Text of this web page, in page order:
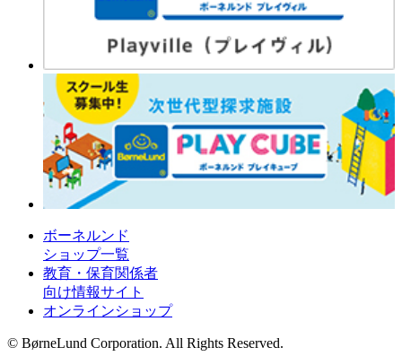
ボーネルンド
ショップ一覧
教育・保育関係者
向け情報サイト
オンラインショップ
© BørneLund Corporation. All Rights Reserved.